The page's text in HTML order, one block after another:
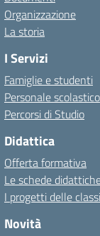
Organizzazione
La storia
I Servizi
Famiglie e studenti
Personale scolastico
Percorsi di Studio
Didattica
Offerta formativa
Le schede
I progetti delle classi
Novità